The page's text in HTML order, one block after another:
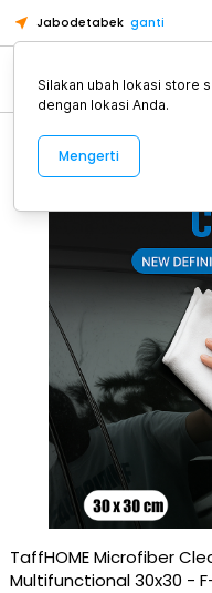
Jabodetabek ganti
Alat Kopi
TaffHOME Microfiber
Multifunctional 30x30 -
Silakan ubah lokasi store
dengan lokasi Anda.
Mengerti